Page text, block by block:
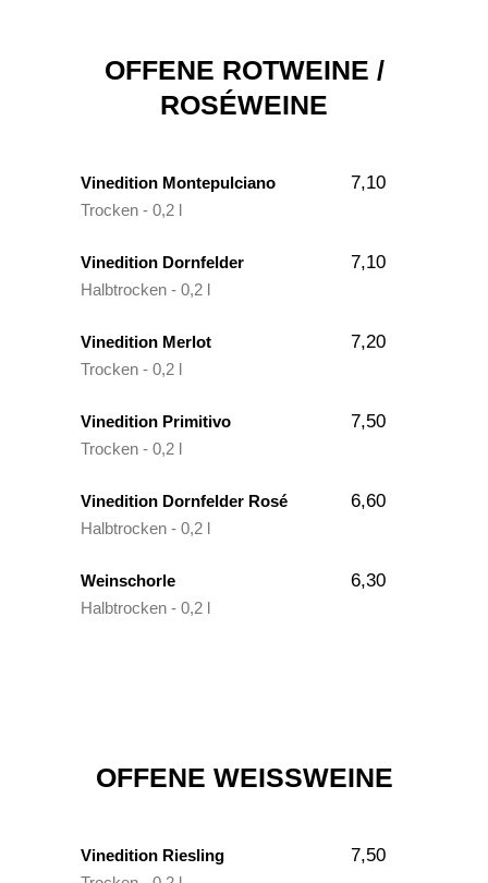
OFFENE ROTWEINE /
ROSÉWEINE
Vinedition Montepulciano 7,10
Trocken - 0,2 l
Vinedition Dornfelder 7,10
Halbtrocken - 0,2 l
Vinedition Merlot 7,20
Trocken - 0,2 l
Vinedition Primitivo 7,50
Trocken - 0,2 l
Vinedition Dornfelder Rosé 6,60
Halbtrocken - 0,2 l
Weinschorle 6,30
Halbtrocken - 0,2 l
OFFENE WEISSWEINE
Vinedition Riesling 7,50